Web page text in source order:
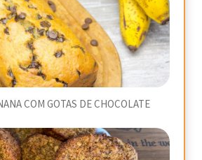
COM GOTAS DE CHOCOLATE